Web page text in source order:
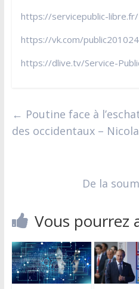
https://servicepublic-libre.fr/
https://vk.com/
https://dlive.tv/Service-
← Poutine face à
des occidentaux –
De la
Vous pourrez